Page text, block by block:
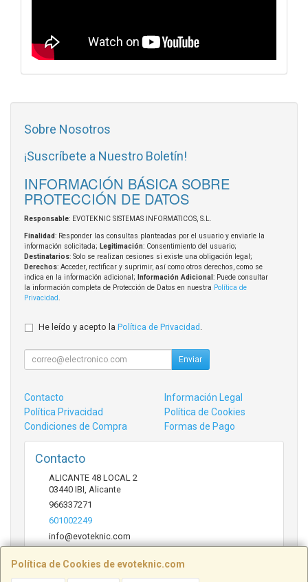
Política de Cookies de evoteknic.com
Sobre Nosotros
¡Suscríbete a Nuestro Boletín!
INFORMACIÓN BÁSICA SOBRE
PROTECCIÓN DE DATOS
Responsable: EVOTEKNIC SISTEMAS INFORMATICOS, S.L.
Finalidad: Responder las consultas planteadas por el usuario y enviarle la
información solicitada; Legitimación: Consentimiento del usuario;
Destinatarios: Solo se realizan cesiones si existe una obligación legal;
Derechos: Acceder, rectificar y suprimir, así como otros derechos, como se
indica en la información adicional;
Información Adicional : Puede consultar
la información completa de Protección de Datos en nuestra Política de
Privacidad
He leído y acepto la Política de Privacidad
Enviar
Contacto
Información Legal
Política Privacidad
Política de Cookies
Condiciones de Compra
Formas de Pago
Contacto
ALICANTE 48 LOCAL 2
03440 IBI Alicante
966337271
601002249
info@evoteknic.com